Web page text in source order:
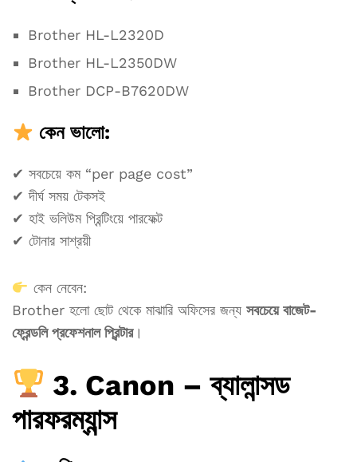
Brother HL-L2320D
Brother HL-L2350DW
Brother DCP-B7620DW
কেন ভালো:
✔ সবচেয়ে কম “per page cost”
✔ দীর্ঘ সময় টেকসই
✔ হাই ভলিউম প্রিন্টিংয়ে পারফেক্ট
✔ টোনার সাশ্রয়ী
কেন নেবেন:
Brother হলো ছোট থেকে মাঝারি অফিসের জন্য সবচেয়ে বাজেট-
ফ্রেন্ডলি প্রফেশনাল প্রিন্টার।
3. Canon – ব্যালান্সড
পারফরম্যান্স